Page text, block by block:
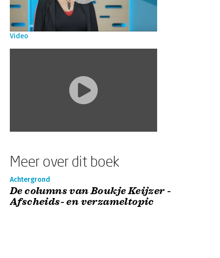
Video
Meer over dit boek
Achtergrond
De columns van Boukje Keijzer -
Afscheids- en verzameltopic